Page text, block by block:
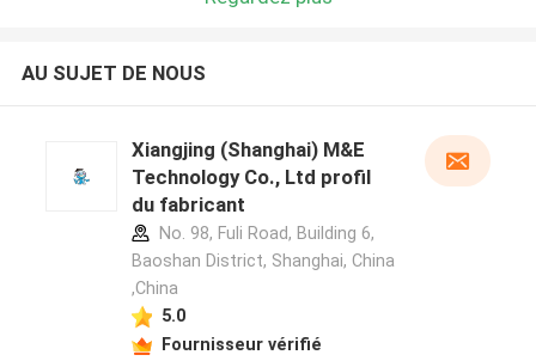
AU SUJET DE NOUS
Xiangjing (Shanghai) M&E
Technology Co., Ltd profil
du fabricant
No. 98, Fuli Road, Building 6,
Baoshan District, Shanghai, China
,China
5.0
Fournisseur vérifié